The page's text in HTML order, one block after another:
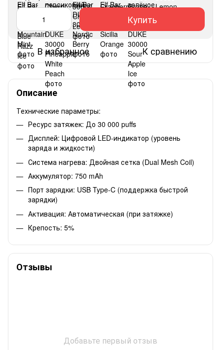
Купить
В избранное К сравнению
Описание
Технические параметры:
Ресурс затяжек: До 30 000 puffs
Дисплей: Цифровой LED-индикатор (уровень
заряда и жидкости)
Система нагрева: Двойная сетка (Dual Mesh Coil)
Аккумулятор: 750 mAh
Порт зарядки: USB Type-C (поддержка быстрой
зарядки)
Активация: Автоматическая (при затяжке)
Крепость: 5%
Отзывы
Добавьте первый отзыв